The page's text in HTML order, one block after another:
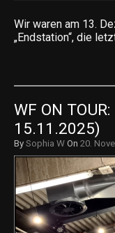
Wir waren am 13.
„Endstation“, die
WF ON
15.11.2025)
By Sophia W On 20.